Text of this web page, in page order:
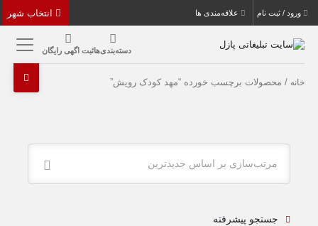
ورود / ثبت نام علاقه‌مندی ها
دسته‌بندی‌هاثبت اگهی رایگان
خانه / محصولات برچسب خورده “مهد کودک رویش”
مرتب‌سازی بر اساس جدیدترین
جستجو پیشرفته